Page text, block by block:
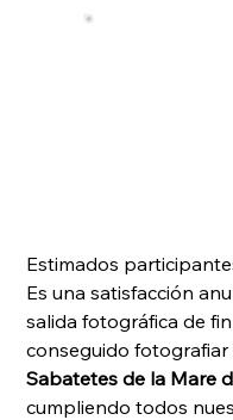
Estimados
Es una satisfacción
salida fotográfica de
conseguido fotografiar
Sabatetes de la Mare
cumpliendo todos